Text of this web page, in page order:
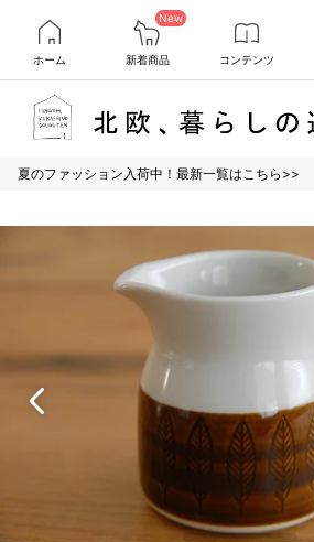
ホーム
New
新着商品 コンテンツ
夏のファッション入荷中！最新一覧はこちら>>